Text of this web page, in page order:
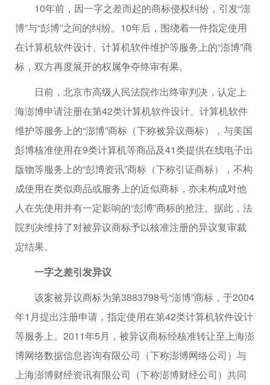
10年前，因一字之差而起的商标侵权纠纷，引发“澎
博”与“彭博”之间的纠纷。10年后，围绕着一件指定使用
在计算机软件设计、计算机软件维护等服务上的“澎博”商
标，双方再度展开的权属争夺终审有果。
日前，北京市高级人民法院作出终审判决，认定上
海澎博申请注册在第42类计算机软件设计、计算机软件
维护等服务上的“澎博”商标（下称被异议商标），与美国
彭博核准使用在9类计算机等商品及41类提供在线电子出
版物等服务上的“彭博资讯”商标（下称引证商标），不构
成使用在类似商品或服务上的近似商标，亦未构成对他
人在先使用并有一定影响的“彭博”商标的抢注。据此，法
院判决维持了对被异议商标予以核准注册的异议复审裁
定结果。
一字之差引发异议
该案被异议商标为第3883798号“澎博”商标，于2004
年1月提出注册申请，指定使用在第42类计算机软件设计
等服务上。2011年5月，被异议商标经核准转让至上海澎
博网络数据信息咨询有限公司（下称澎博网络公司）与
上海澎博财经资讯有限公司（下称澎博财经公司）共同